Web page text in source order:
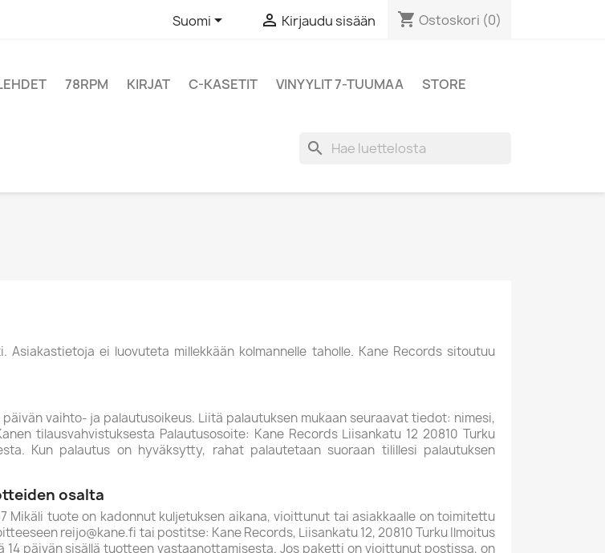
Suomi  Kirjaudu sisään shopping_cart Ostoskori (0)
78RPM KIRJAT C-KASETIT VINYYLIT 7-TUUMAA
STORE
search
ei luovuteta millekkään kolmannelle taholle. Kane Records sitoutuu
vaihto- ja palautusoikeus. Liitä palautuksen mukaan seuraavat tiedot: nimesi,
tilausvahvistuksesta Palautusosoite: Kane Records Liisankatu 12 20810 Turku
Kun palautus on hyväksytty, rahat palautetaan suoraan tilillesi palautuksen
osalta
Mikäli tuote on kadonnut kuljetuksen aikana, vioittunut tai asiakkaalle on toimitettu
reijo@kane.fi tai postitse: Kane Records, Liisankatu 12, 20810 Turku Ilmoitus
päivän sisällä tuotteen vastaanottamisesta. Jos paketti on vioittunut postissa, on